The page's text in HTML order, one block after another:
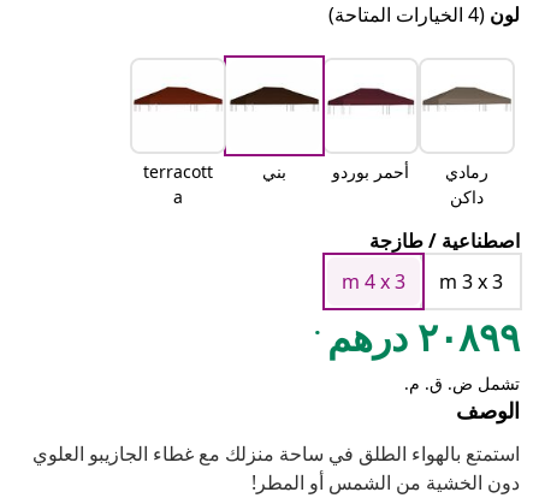
لون (4 الخيارات المتاحة)
رمادي
داكن
أحمر بوردو بني
terracott
a
اصطناعية / طازجة
m 3 x 3
m 4 x 3
٢٠٨٩٩ درهم .
تشمل ض. ق. م.
الوصف
استمتع بالهواء الطلق في ساحة منزلك مع غطاء الجازيبو العلوي
دون الخشية من الشمس أو المطر!